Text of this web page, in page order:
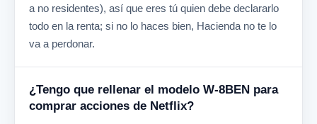
a no residentes), así que eres tú quien debe declararlo
todo en la renta; si no lo haces bien, Hacienda no te lo
va a perdonar.
¿Tengo que rellenar el modelo W-8BEN para
comprar acciones de Netflix?